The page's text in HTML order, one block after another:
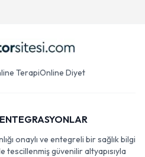
TerapiOnline Diyet
onaylı ve entegreli bir sağlık bilgi
tescillenmiş güvenilir altyapısıyla